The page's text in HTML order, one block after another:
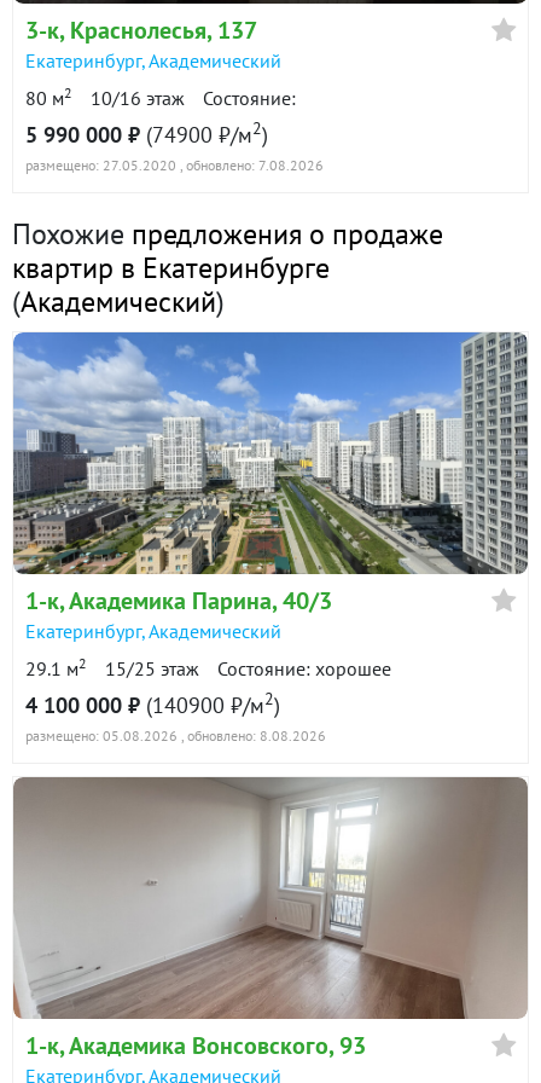
в продаже 114400 ₽/м²
Показать всю историю: 26 предложений →
3-к, Краснолесья, 137
Екатеринбург,Академический
80 м2 10/16 этаж Состояние:
5 990 000 ₽ (74900 ₽/м2)
размещено: 27.05.2020 , обновлено: 7.08.2026
Похожие предложения о продаже
квартир в Екатеринбурге
(Академический)
1-к, Академика Парина, 40/3
Екатеринбург,Академический
29.1 м2 15/25 этаж Состояние: хорошее
4 100 000 ₽ (140900 ₽/м2)
размещено: 05.08.2026 , обновлено: 8.08.2026
1-к, Академика Вонсовского, 93
Екатеринбург,Академический